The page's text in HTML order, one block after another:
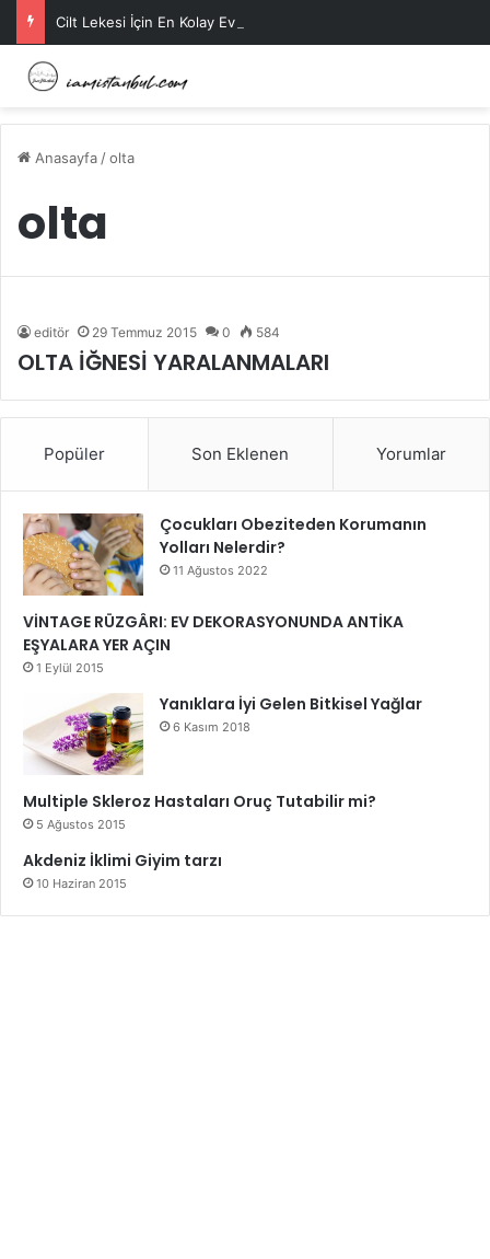
Cilt Lekesi İçin En Kolay Ev Maskeleri Nelerdir?
Anasayfa /olta
olta
editör 29 Temmuz 2015 0 584
OLTA İĞNESİ YARALANMALARI
Popüler Son Eklenen Yorumlar
Çocukları Obeziteden Korumanın
Yolları Nelerdir?
11 Ağustos 2022
VİNTAGE RÜZGÂRI: EV DEKORASYONUNDA ANTİKA
EŞYALARA YER AÇIN
1 Eylül 2015
Yanıklara İyi Gelen Bitkisel Yağlar
6 Kasım 2018
Multiple Skleroz Hastaları Oruç Tutabilir mi?
5 Ağustos 2015
Akdeniz İklimi Giyim tarzı
10 Haziran 2015